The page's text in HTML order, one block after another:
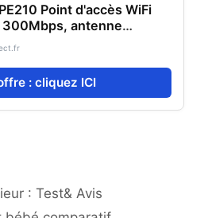
Point d'accès WiFi
antenne
idéal pour les
portée.
: cliquez ICI
: Test& Avis